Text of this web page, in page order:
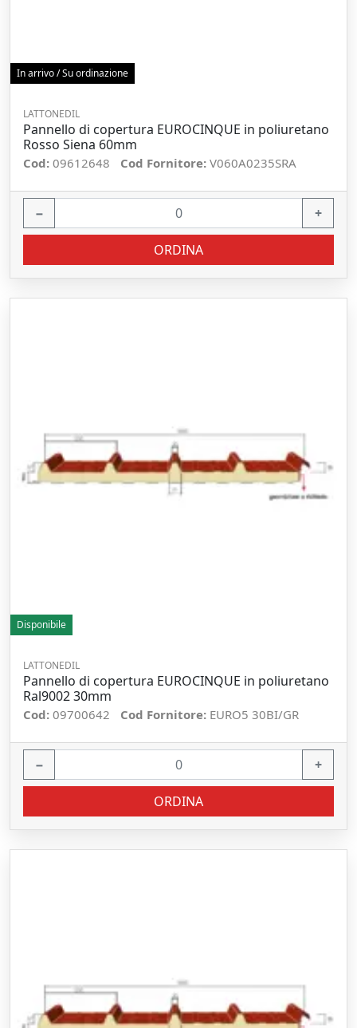
In arrivo / Su ordinazione
LATTONEDIL
Pannello di copertura EUROCINQUE in poliuretano
Rosso Siena 60mm
Cod: 09612648 Cod Fornitore: V060A0235SRA
− +
ORDINA
Disponibile
LATTONEDIL
Pannello di copertura EUROCINQUE in poliuretano
Ral9002 30mm
Cod: 09700642 Cod Fornitore: EURO5 30BI/GR
− +
ORDINA